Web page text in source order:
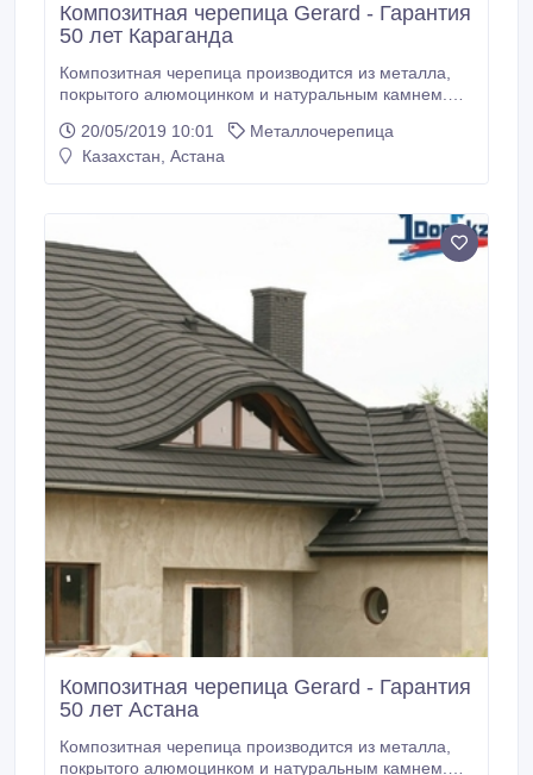
Композитная черепица Gerard - Гарантия
50 лет Караганда
Композитная черепица производится из металла,
покрытого алюмоцинком и натуральным камнем.
долговечным кровельным материалом на
сегодняшний день. Гарантия от завода-
каменного напыления и коррозию металла.
20/05/2019 10:01
Металлочерепица
Казахстан, Астана
Композитная черепица Gerard - Гарантия
50 лет Астана
Композитная черепица производится из металла,
покрытого алюмоцинком и натуральным камнем.